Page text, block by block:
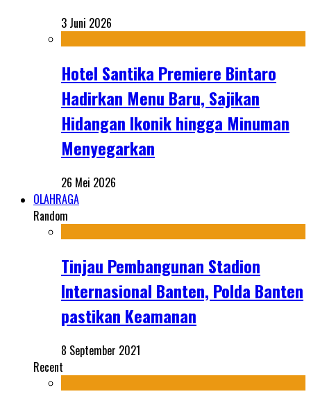
3 Juni 2026
Hotel Santika Premiere Bintaro
Hadirkan Menu Baru, Sajikan
Hidangan Ikonik hingga Minuman
Menyegarkan
26 Mei 2026
OLAHRAGA
Random
Tinjau Pembangunan Stadion
Internasional Banten, Polda Banten
pastikan Keamanan
8 September 2021
Recent